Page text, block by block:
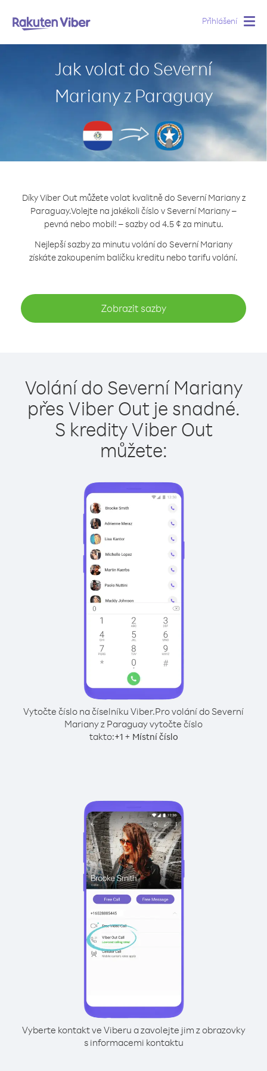
Přihlášení
Jak volat do Severní
Mariany z Paraguay
Díky Viber Out můžete volat kvalitně do Severní Mariany z
Paraguay.Volejte na jakékoli číslo v Severní Mariany –
pevná nebo mobil! – sazby od 4.5 ¢ za minutu.
Nejlepší sazby za minutu volání do Severní Mariany
získáte zakoupením balíčku kreditu nebo tarifu volání.
Zobrazit sazby
Volání do Severní Mariany
přes Viber Out je snadné.
S kredity Viber Out
můžete:
Vytočte číslo na číselníku Viber.Pro volání do Severní
Mariany z Paraguay vytočte číslo
takto:+1+ Místní číslo
Vyberte kontakt ve Viberu a zavolejte jim z obrazovky
s informacemi kontaktu